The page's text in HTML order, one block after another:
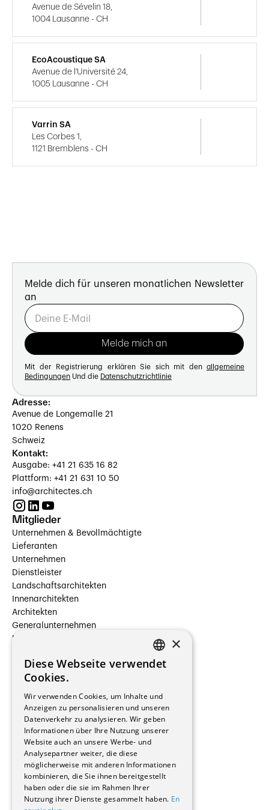
Avenue de Sévelin 18,
1004 Lausanne - CH
EcoAcoustique SA
Avenue de l'Université 24,
1005 Lausanne - CH
Varrin SA
Les Corbes 1,
1121 Bremblens - CH
Melde dich für unseren monatlichen Newsletter
an
Mit der Registrierung erklären Sie sich mit den allgemeine
Bedingungen Und die Datenschutzrichtlinie
Adresse:
Avenue de Longemalle 21
1020 Renens
Schweiz
Kontakt:
Ausgabe: +41 21 635 16 82
Plattform: +41 21 631 10 50
info@architectes.ch
Mitglieder
Unternehmen & Bevollmächtigte
Lieferanten
Unternehmen
Dienstleister
Landschaftsarchitekten
Innenarchitekten
Architekten
Generalunternehmen
Beauftragte Unternehmen
Hersteller/Lieferanten
Bauherrschaften
Immobilienverwaltungsgesellschaften
Stockwerkeigentum
Reportagen
Wohnungen
Renovierungen
Innere Umbauten
Gastgewerbe und Tourismus
Verwaltungsgebäude und Geschäfte
Schuleinrichtungen
FRENCH
×
Diese Webseite verwendet
Cookies.
Wir verwenden Cookies, um Inhalte und
Anzeigen zu personalisieren und unseren
Datenverkehr zu analysieren. Wir geben
Informationen über Ihre Nutzung unserer
Website auch an unsere Werbe- und
Analysepartner weiter, die diese
möglicherweise mit anderen Informationen
kombinieren, die Sie ihnen bereitgestellt
haben oder die sie im Rahmen Ihrer
Nutzung ihrer Dienste gesammelt haben. En